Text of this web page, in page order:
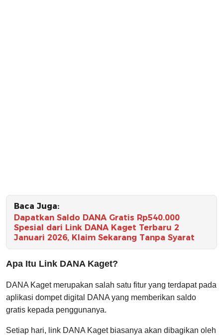
Baca Juga:
Dapatkan Saldo DANA Gratis Rp540.000
Spesial dari Link DANA Kaget Terbaru 2
Januari 2026, Klaim Sekarang Tanpa Syarat
Apa Itu Link DANA Kaget?
DANA Kaget merupakan salah satu fitur yang terdapat pada
aplikasi dompet digital DANA yang memberikan saldo
gratis kepada penggunanya.
Setiap hari, link DANA Kaget biasanya akan dibagikan oleh